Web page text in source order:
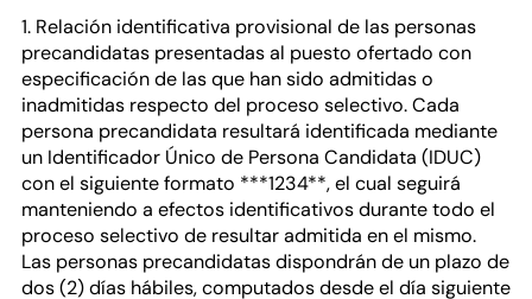
1. Relación identificativa provisional de las personas
precandidatas presentadas al puesto ofertado con
especificación de las que han sido admitidas o
inadmitidas respecto del proceso selectivo. Cada
persona precandidata resultará identificada mediante
un Identificador Único de Persona Candidata (IDUC)
con el siguiente formato ***1234**, el cual seguirá
manteniendo a efectos identificativos durante todo el
proceso selectivo de resultar admitida en el mismo.
Las personas precandidatas dispondrán de un plazo de
dos (2) días hábiles, computados desde el día siguiente